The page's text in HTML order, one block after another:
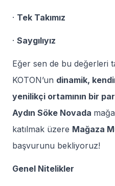
· Tek Takımız
· Saygılıyız
Eğer sen de bu değerleri
KOTON’un dinamik,
yenilikçi ortamının bir
Aydın Söke Novada
katılmak üzere Mağaza
başvurunu bekliyoruz!
Genel Nitelikler